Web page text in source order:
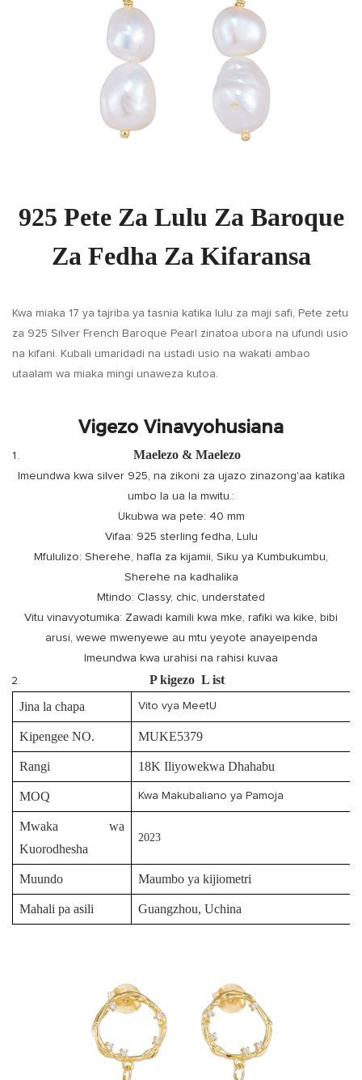
925 Pete Za Lulu Za Baroque
Za Fedha Za Kifaransa
Kwa miaka 17 ya tajriba ya tasnia katika lulu za maji safi, Pete zetu
za 925 Silver French Baroque Pearl zinatoa ubora na ufundi usio
na kifani. Kubali umaridadi na ustadi usio na wakati ambao
utaalam wa miaka mingi unaweza kutoa.
Vigezo Vinavyohusiana
Maelezo & Maelezo
Imeundwa kwa silver 925, na zikoni za ujazo zinazong'aa katika
umbo la ua la mwitu.:
Ukubwa wa pete: 40 mm
Vifaa: 925 sterling fedha, Lulu
Mfululizo: Sherehe, hafla za kijamii, Siku ya Kumbukumbu,
Sherehe na kadhalika
Mtindo: Classy, ​​chic, understated
Vitu vinavyotumika: Zawadi kamili kwa mke, rafiki wa kike, bibi
arusi, wewe mwenyewe au mtu yeyote anayeipenda
Imeundwa kwa urahisi na rahisi kuvaa
Pkigezo List
Jina la chapa
Vito vya MeetU
Kipengee NO. MUKE5379
Rangi 18K Iliyowekwa Dhahabu
MOQ Kwa Makubaliano ya Pamoja
Mwaka wa
Kuorodhesha
2023
Muundo Maumbo ya kijiometri
Mahali pa asili Guangzhou, Uchina